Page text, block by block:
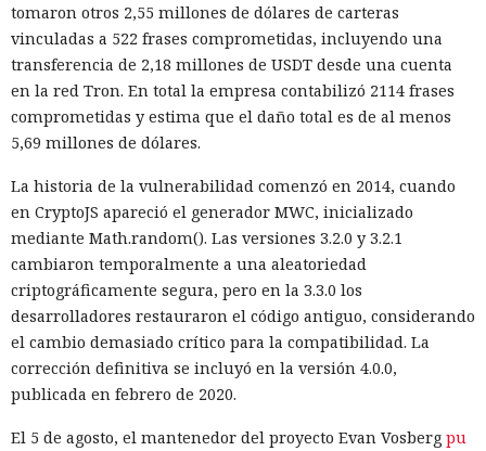
tomaron otros 2,55 millones de dólares de carteras
vinculadas a 522 frases comprometidas, incluyendo una
transferencia de 2,18 millones de USDT desde una cuenta
en la red Tron. En total la empresa contabilizó 2114 frases
comprometidas y estima que el daño total es de al menos
5,69 millones de dólares.
La historia de la vulnerabilidad comenzó en 2014, cuando
en CryptoJS apareció el generador MWC, inicializado
mediante Math.random(). Las versiones 3.2.0 y 3.2.1
cambiaron temporalmente a una aleatoriedad
criptográficamente segura, pero en la 3.3.0 los
desarrolladores restauraron el código antiguo, considerando
el cambio demasiado crítico para la compatibilidad. La
corrección definitiva se incluyó en la versión 4.0.0,
publicada en febrero de 2020.
El 5 de agosto, el mantenedor del proyecto Evan Vosberg pu